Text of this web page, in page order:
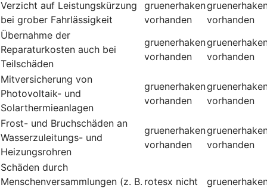
Verzicht auf Leistungskürzung
bei grober Fahrlässigkeit
gruenerhaken
vorhanden
vorhanden
Übernahme der
Reparaturkosten auch bei
Teilschäden
gruenerhaken
vorhanden
vorhanden
Mitversicherung von
Photovoltaik- und
Solarthermieanlagen
gruenerhaken
vorhanden
vorhanden
Frost- und Bruchschäden an
Wasserzuleitungs- und
Heizungsrohren
gruenerhaken
vorhanden
vorhanden
Schäden durch
Menschenversammlungen (z. B. rotesx nicht